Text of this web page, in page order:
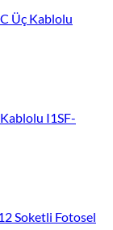
Üç Kablolu
I1SF-
Soketli Fotosel